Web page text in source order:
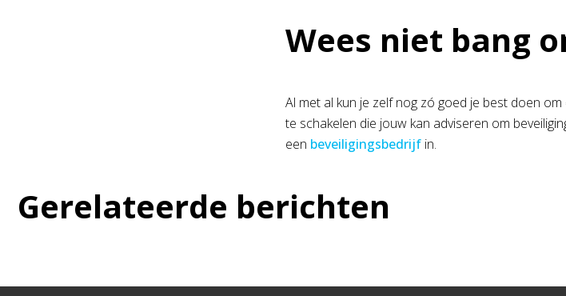
Wees niet bang
Al met al kun je zelf nog zó goed je best doen
te schakelen die jouw kan adviseren om
een beveiligingsbedrijf in.
Gerelateerde berichten